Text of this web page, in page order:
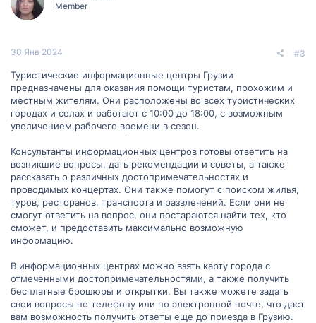
Member
30 Янв 2024 #3
Туристические информационные центры Грузии
предназначены для оказания помощи туристам, прохожим и
местным жителям. Они расположены во всех туристических
городах и селах и работают с 10:00 до 18:00, с возможным
увеличением рабочего времени в сезон.
Консультанты информационных центров готовы ответить на
возникшие вопросы, дать рекомендации и советы, а также
рассказать о различных достопримечательностях и
проводимых концертах. Они также помогут с поиском жилья,
туров, ресторанов, транспорта и развлечений. Если они не
смогут ответить на вопрос, они постараются найти тех, кто
сможет, и предоставить максимально возможную
информацию.
В информационных центрах можно взять карту города с
отмеченными достопримечательностями, а также получить
бесплатные брошюры и открытки. Вы также можете задать
свои вопросы по телефону или по электронной почте, что даст
вам возможность получить ответы еще до приезда в Грузию.